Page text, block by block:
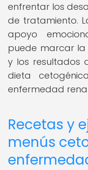
enfrentar los
de tratamiento.
apoyo
puede marcar la
y los resultados
dieta
enfermedad
Recetas y
menús